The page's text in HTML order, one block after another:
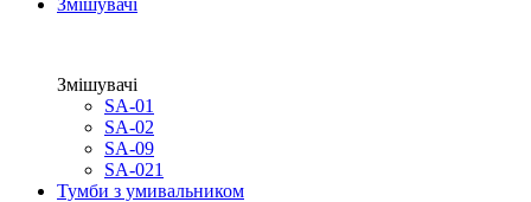
Змішувачі
Змішувачі
SA-01
SA-02
SA-09
SA-021
Тумби з умивальником